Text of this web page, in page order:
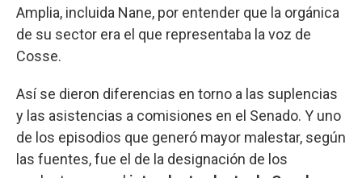
Amplia, incluida Nane, por entender que la orgánica
de su sector era el que representaba la voz de
Cosse.
Así se dieron diferencias en torno a las suplencias
y las asistencias a comisiones en el Senado. Y uno
de los episodios que generó mayor malestar, según
las fuentes, fue el de la designación de los